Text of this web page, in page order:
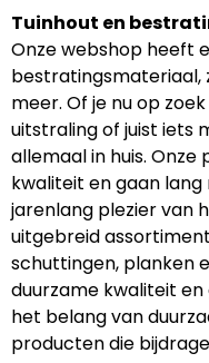
Tuinhout en
Onze webshop heeft
bestratingsmateriaal,
meer. Of je nu op
uitstraling of juist iets
allemaal in huis.
kwaliteit en gaan
jarenlang plezier van
uitgebreid
schuttingen, planken
duurzame kwaliteit en
het belang van
producten die